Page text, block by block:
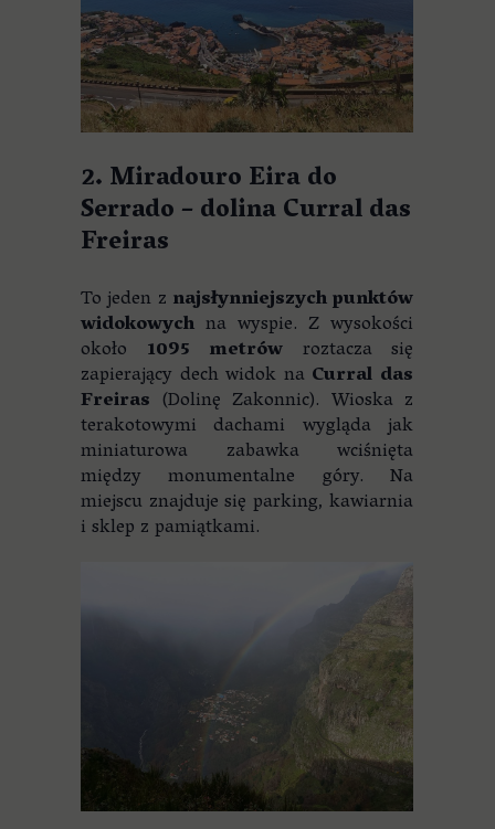
2. Miradouro Eira do
Serrado – dolina Curral das
Freiras
To jeden z najsłynniejszych punktów
widokowych na wyspie. Z wysokości
około 1095 metrów roztacza się
zapierający dech widok na Curral das
Freiras (Dolinę Zakonnic). Wioska z
terakotowymi dachami wygląda jak
miniaturowa zabawka wciśnięta
między monumentalne góry. Na
miejscu znajduje się parking, kawiarnia
i sklep z pamiątkami.